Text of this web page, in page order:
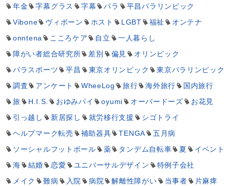
年金
字幕グラス 字幕 パラ
平昌パラリンピック
Vibone
ヴィボーン ホスト LGBT 福祉
オンテナ
onntena
こころケア 自立
一人暮らし
障がい者総合研究所
差別 偏見
オリンピック
パラスポーツ
平昌 東京オリンピック
東京パラリンピック
調査
アンケート WheeLog 旅行 海外旅行
国内旅行
旅
H.I.S. おゆみパイ oyumi オーバードーズ
お花見
引っ越し
新居探し 就労移行支援
シゴトライ
ヘルプマーク転売
補助器具 TENGA
五月病
ソーシャルフットボール
薬 タンデム自転車 夏
イベント
海
結婚 恋愛 ユニバーサルデザイン
特例子会社
メイク
難病 入院 病院 解離性障がい 当事者
片麻痺